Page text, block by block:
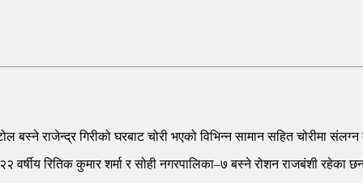
बस्ने राजेन्द्र गिरीको घरबाट चोरी भएको विभिन्न सामान सहित चोरीमा
वर्षीय रितिक कुमार शर्मा र सोही नगरपालिका–७ बस्ने रोशन राजबंशी रहेका